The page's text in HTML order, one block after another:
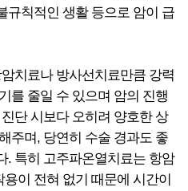
규칙적인 생활 등으로 암이 급
치료나 방사선치료만큼 강력
를 줄일 수 있으며 암의 진행
단 시보다 오히려 양호한 상
주며, 당연히 수술 경과도 좋
. 특히 고주파온열치료는 항암
이 전혀 없기 때문에 시간이